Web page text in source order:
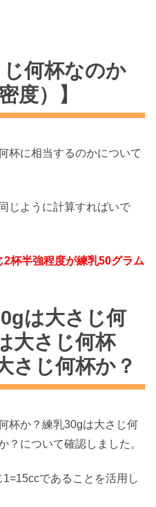
何杯なのか
度）】
杯に相当するのかについて
じように計算すればいで
2杯半強程度が練乳50グラム
は大さじ何
大さじ何杯
さじ何杯か？
杯か？練乳30gは大さじ何
？について確認しました。
であることを活用し